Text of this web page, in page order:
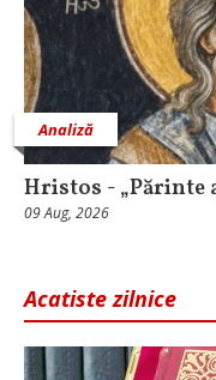
Analiză
Hristos - „Părinte
09 Aug, 2026
Acatiste zilnice